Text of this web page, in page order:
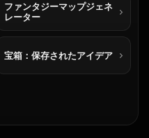
ファンタジーマップジェネ
レーター
宝箱：保存されたアイデア